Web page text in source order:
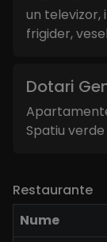
un televizor,
frigider,
Dotari
Spatiu verde
Restaurante
Nume